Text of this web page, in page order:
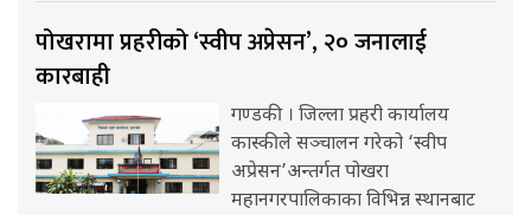
पोखरामा प्रहरीको ‘स्वीप अप्रेसन’, २० जनालाई
कारबाही
गण्डकी । जिल्ला प्रहरी कार्यालय
कास्कीले सञ्चालन गरेको ‘स्वीप
अप्रेसन’अन्तर्गत पोखरा
महानगरपालिकाका विभिन्न स्थानबाट